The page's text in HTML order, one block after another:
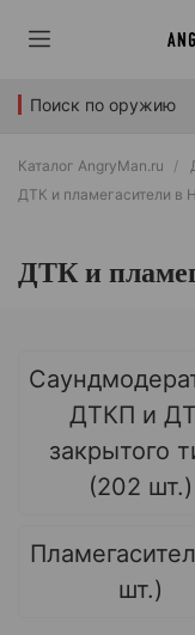
Поиск по оружию
Каталог AngryMan.ru
ДТК и пламегасители в
ДТК и
ДТКП и
закрытого
(202 шт.)
шт.)